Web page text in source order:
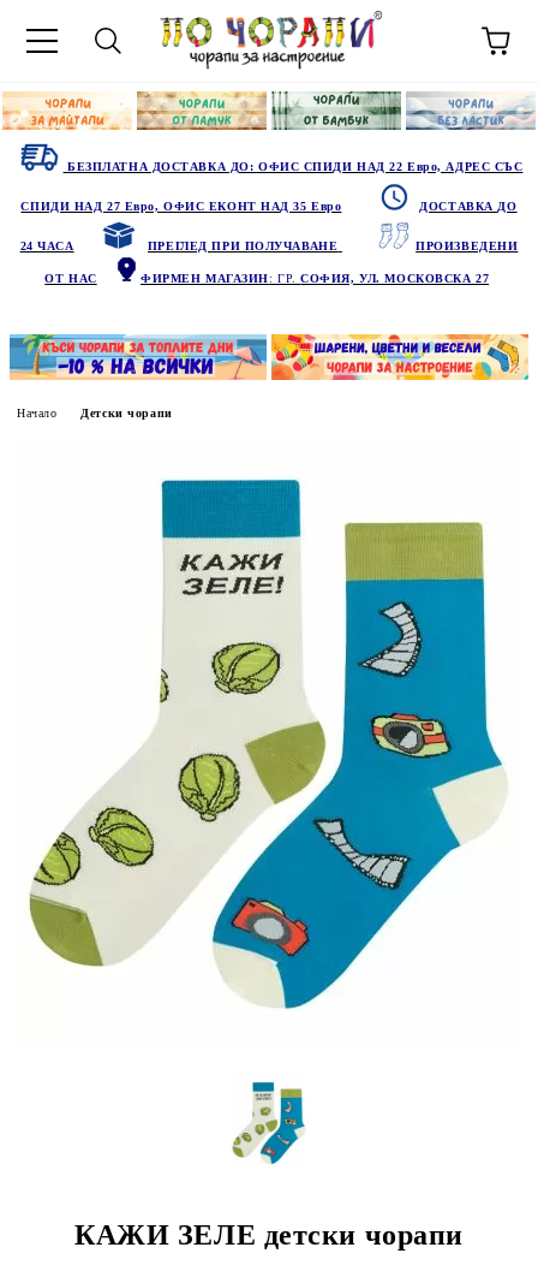
БЕЗПЛАТНА ДОСТАВКА ДО: ОФИС СПИДИ НАД 22 Евро, АДРЕС СЪС
СПИДИ НАД 27 Евро, ОФИС ЕКОНТ НАД 35 Евро ДОСТАВКА ДО
24 ЧАСА ПРЕГЛЕД ПРИ ПОЛУЧАВАНЕ ПРОИЗВЕДЕНИ
ОТ НАС ФИРМЕН МАГАЗИН: ГР.СОФИЯ, УЛ. МОСКОВСКА 27
Начало Детски чорапи
КАЖИ ЗЕЛЕ детски чорапи